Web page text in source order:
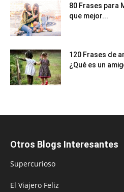
80 Frases para
que mejor...
120 Frases de
¿Qué es un
Otros Blogs Interesantes
Supercurioso
El Viajero Feliz